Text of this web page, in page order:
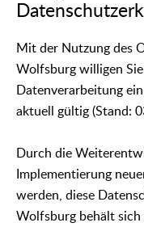
Mit der Nutzung des
Wolfsburg willigen
Datenverarbeitung
aktuell gültig (Stand:
Durch die
Implementierung
werden, diese
Wolfsburg behält